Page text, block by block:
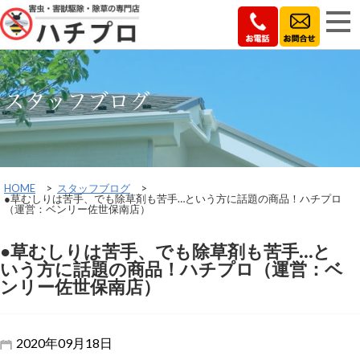
スタッフブログ
HOME > スタッフブログ >
●草むしりは苦手、でも除草剤も苦手…という方に話題の商品！ハチプロ
（運営：ベンリー佐世保南店）
●草むしりは苦手、でも除草剤も苦手…と
いう方に話題の商品！ハチプロ（運営：ベ
ンリー佐世保南店）
2020年09月18日